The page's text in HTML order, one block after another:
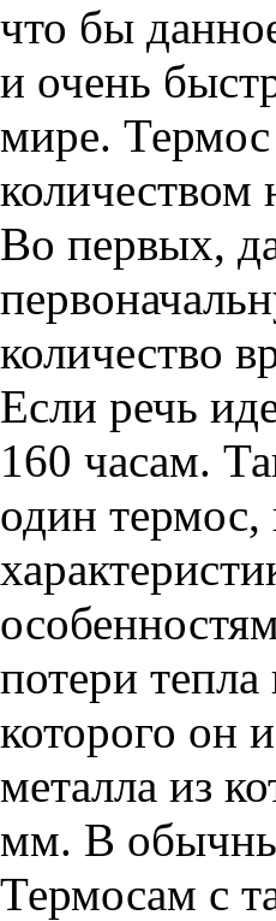
что бы
и очень
мире.
Во первых,
количество
Если речь
160 часам.
один
потери
которого он
металла из
мм. В
Термосам с